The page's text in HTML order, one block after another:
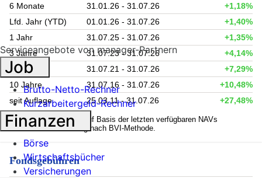
6 Monate
31.01.26 - 31.07.26
+1,18%
Lfd. Jahr (YTD)
01.01.26 - 31.07.26
+1,40%
1 Jahr
31.07.25 - 31.07.26
+1,35%
3 Jahre
31.07.23 - 31.07.26
+4,14%
5 Jahre
31.07.21 - 31.07.26
+7,29%
10 Jahre
31.07.16 - 31.07.26
+10,48%
seit Auflage
25.03.11 - 31.07.26 +27,48%
1Kennzahlen werden auf Basis der letzten verfügbaren NAVs
berechnet. Berechnung nach BVI-Methode.
Fondsgebühren
Serviceangebote von manager-Partnern
Job
Brutto-Netto-Rechner
Kurzarbeitergeld-Rechner
Finanzen
Börse
Wirtschaftsbücher
Versicherungen